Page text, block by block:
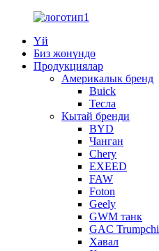
Үй
Биз жөнүндө
Продукциялар
Америкалык бренд
Buick
Тесла
Кытай бренди
BYD
Чанган
Chery
EXEED
FAW
Foton
Geely
GWM танк
GAC Trumpchi
Хавал